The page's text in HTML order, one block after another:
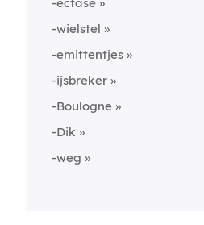
-wielstel
-emittentjes
-ijsbreker
-Boulogne
-Dik
-weg